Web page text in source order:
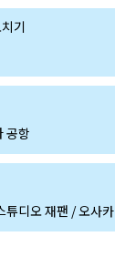
기
공항
튜디오 재팬 / 오사카